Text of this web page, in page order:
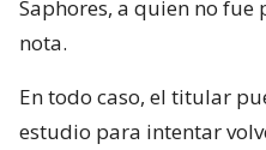
Saphores, a quien no
nota.
En todo caso, el titular
estudio para intentar